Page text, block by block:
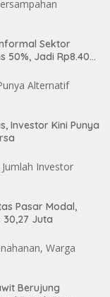
Sektor
50%, Jadi Rp8.400
Investor Kini Punya
Pasar Modal,
30,27 Juta
Berujung